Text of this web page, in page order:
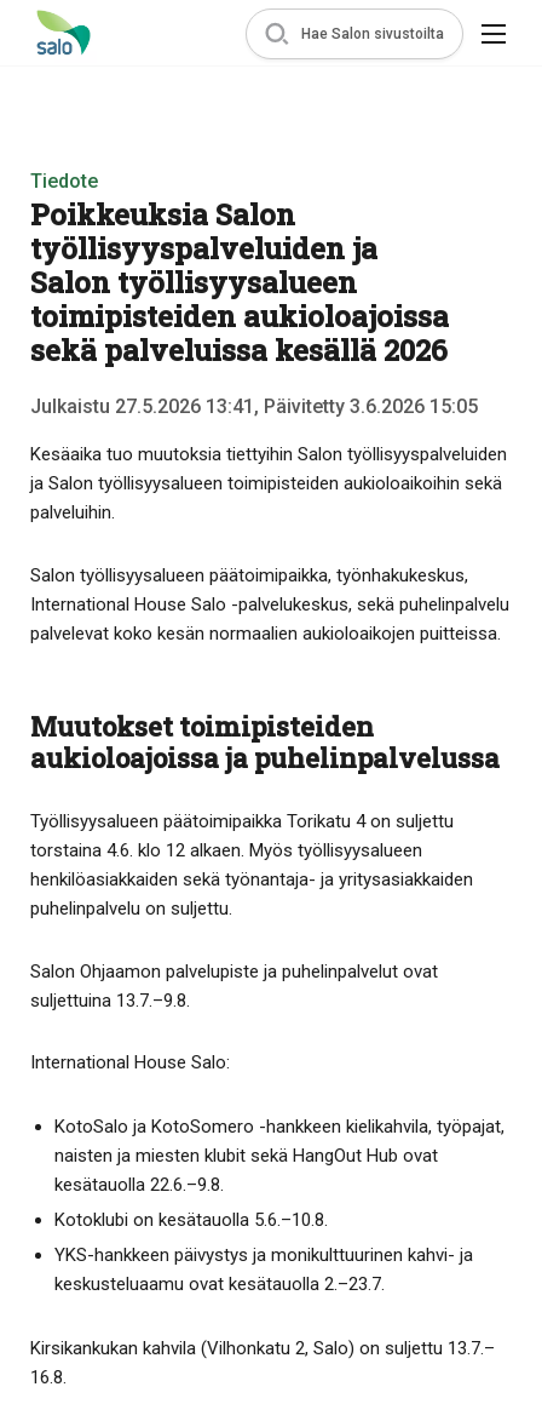
Hae Salon sivustoilta
Tiedote
Poikkeuksia Salon
työllisyyspalveluiden ja
Salon työllisyysalueen
toimipisteiden aukioloajoissa
sekä palveluissa kesällä 2026
Julkaistu 27.5.2026 13:41, Päivitetty 3.6.2026 15:05
Kesäaika tuo muutoksia tiettyihin Salon työllisyyspalveluiden
ja Salon työllisyysalueen toimipisteiden aukioloaikoihin sekä
palveluihin.
Salon työllisyysalueen päätoimipaikka, työnhakukeskus,
International House Salo -palvelukeskus, sekä puhelinpalvelu
palvelevat koko kesän normaalien aukioloaikojen puitteissa.
Muutokset toimipisteiden
aukioloajoissa ja puhelinpalvelussa
Työllisyysalueen päätoimipaikka Torikatu 4 on suljettu
torstaina 4.6. klo 12 alkaen. Myös työllisyysalueen
henkilöasiakkaiden sekä työnantaja- ja yritysasiakkaiden
puhelinpalvelu on suljettu.
Salon Ohjaamon palvelupiste ja puhelinpalvelut ovat
suljettuina 13.7.–9.8.
International House Salo:
KotoSalo ja KotoSomero -hankkeen kielikahvila, työpajat,
naisten ja miesten klubit sekä HangOut Hub ovat
kesätauolla 22.6.–9.8.
Kotoklubi on kesätauolla 5.6.–10.8.
YKS-hankkeen päivystys ja monikulttuurinen kahvi- ja
keskusteluaamu ovat kesätauolla 2.–23.7.
Kirsikankukan kahvila (Vilhonkatu 2, Salo) on suljettu 13.7.–
16.8.